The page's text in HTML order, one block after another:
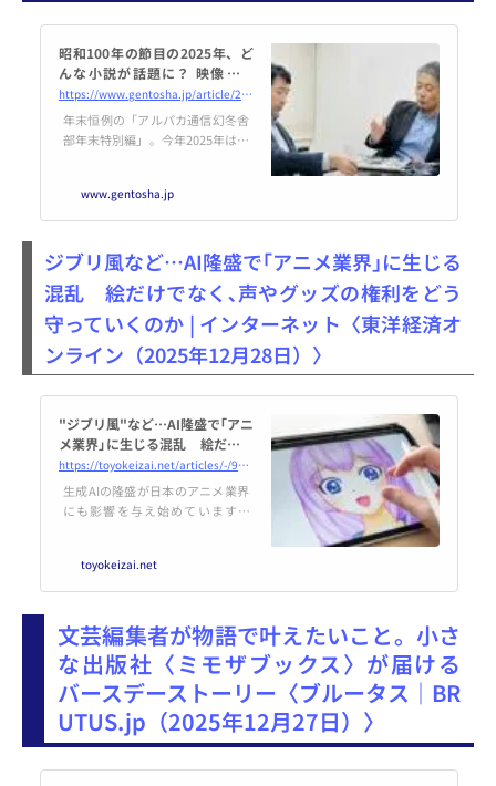
昭和100年の節目の2025年、ど
んな小説が話題に？ 映像化作
品、海外で評価された作品が目
立った1年！｜アルパカ通信 幻
冬舎部｜アルパカ内田／コグマ
部長
https://www.gentosha.jp/article/28525/
年末恒例の「アルパカ通信幻冬舎
部年末特別編」。今年2025年は、
ナリスト・アルパカ内田さんと幻
冬舎営業局のコグマ部長が、この
ずは、今年大きく話題になった小
説の話から始まります――。（構
成：篠原知存）左：アルパカ内田
さん 右：コグマ部長＊
＊ ＊アルパカ内田さん（以
下アルパカ） 二〇二五年は〝周
年〞を迎え...
www.gentosha.jp
ジブリ風など…AI隆盛で｢アニメ業界｣に生じる
混乱 絵だけでなく､声やグッズの権利をどう
守っていくのか | インターネット〈東洋経済オ
ンライン（2025年12月28日）〉
"ジブリ風"など…AI隆盛で｢アニ
メ業界｣に生じる混乱 絵だけで
なく､声やグッズの権利をどう
守っていくのか
https://toyokeizai.net/articles/-/925609
生成AIの隆盛が日本のアニメ業界
にも影響を与え始めています。
が、AIが影響を与えているのはア
ニメの「絵（画）」だけに限りま
toyokeizai.net
文芸編集者が物語で叶えたいこと。小さ
な出版社〈ミモザブックス〉が届ける
バースデーストーリー〈ブルータス｜BR
UTUS.jp（2025年12月27日）〉